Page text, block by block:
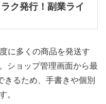
ク発行！副業ライ
に多くの商品を発送す
ショップ管理画面から最
きるため、手書きや個別
。